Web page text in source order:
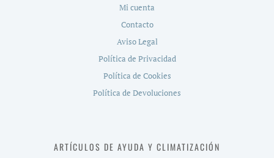
Mi cuenta
Contacto
Aviso Legal
Política de Privacidad
Política de Cookies
Política de Devoluciones
ARTÍCULOS DE AYUDA Y CLIMATIZACIÓN